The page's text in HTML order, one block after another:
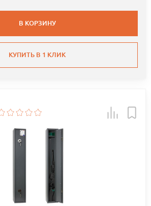
В КОРЗИНУ
КУПИТЬ В 1 КЛИК